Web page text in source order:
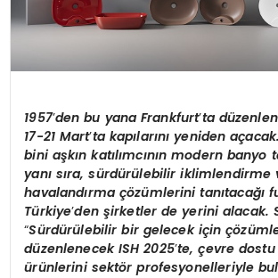
1957’den bu yana Frankfurt’ta d
17-21 Mart’ta kapılarını yeniden
bini aşkın katılımcının modern banyo
yanı sıra, sürdürülebilir iklimlendirme
havalandırma çözümlerini tanıtacağı
Türkiye’den şirketler de yerini alacak.
“Sürdürülebilir bir gelecek için
düzenlenecek ISH 2025’te, çevre
ürünlerini sektör profesyonelleriyle